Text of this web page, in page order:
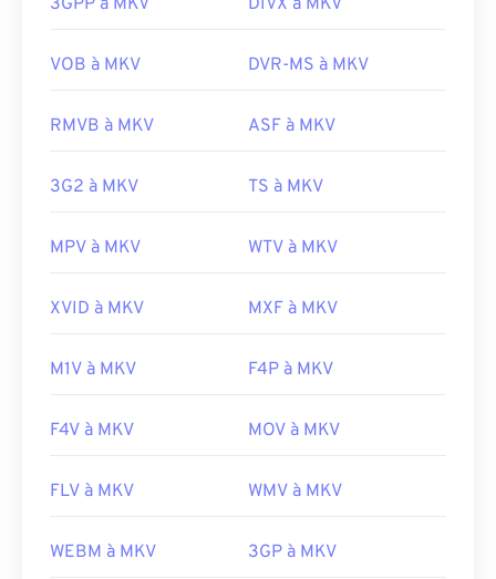
télécharger les codecs appropriés, compatibles
Pack (CCCP) depuis un site de confiance, tel que
Sortie initiale :
https://en.wikipedia.org/wiki/Matroska
3GPP à MKV DIVX à MKV
VOB à MKV DVR-MS à MKV
RMVB à MKV ASF à MKV
3G2 à MKV TS à MKV
MPV à MKV WTV à MKV
XVID à MKV MXF à MKV
M1V à MKV F4P à MKV
F4V à MKV MOV à MKV
FLV à MKV WMV à MKV
WEBM à MKV 3GP à MKV